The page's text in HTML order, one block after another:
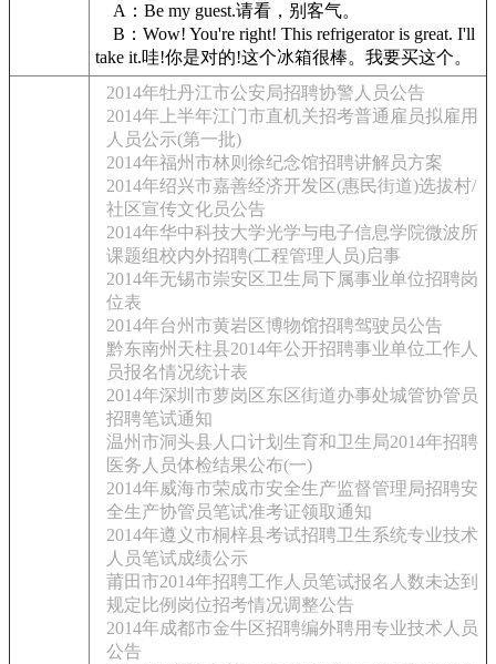
A：Be my guest.请看，别客气。
B：Wow! You're right! This refrigerator is great. I'll
take it.哇!你是对的!这个冰箱很棒。我要买这个。
2014年牡丹江市公安局招聘协警人员公告
2014年上半年江门市直机关招考普通雇员拟雇用
人员公示(第一批)
2014年福州市林则徐纪念馆招聘讲解员方案
2014年绍兴市嘉善经济开发区(惠民街道)选拔村/
社区宣传文化员公告
2014年华中科技大学光学与电子信息学院微波所
课题组校内外招聘(工程管理人员)启事
2014年无锡市崇安区卫生局下属事业单位招聘岗
位表
2014年台州市黄岩区博物馆招聘驾驶员公告
黔东南州天柱县2014年公开招聘事业单位工作人
员报名情况统计表
2014年深圳市萝岗区东区街道办事处城管协管员
招聘笔试通知
温州市洞头县人口计划生育和卫生局2014年招聘
医务人员体检结果公布(一)
2014年威海市荣成市安全生产监督管理局招聘安
全生产协管员笔试准考证领取通知
2014年遵义市桐梓县考试招聘卫生系统专业技术
人员笔试成绩公示
莆田市2014年招聘工作人员笔试报名人数未达到
规定比例岗位招考情况调整公告
2014年成都市金牛区招聘编外聘用专业技术人员
公告